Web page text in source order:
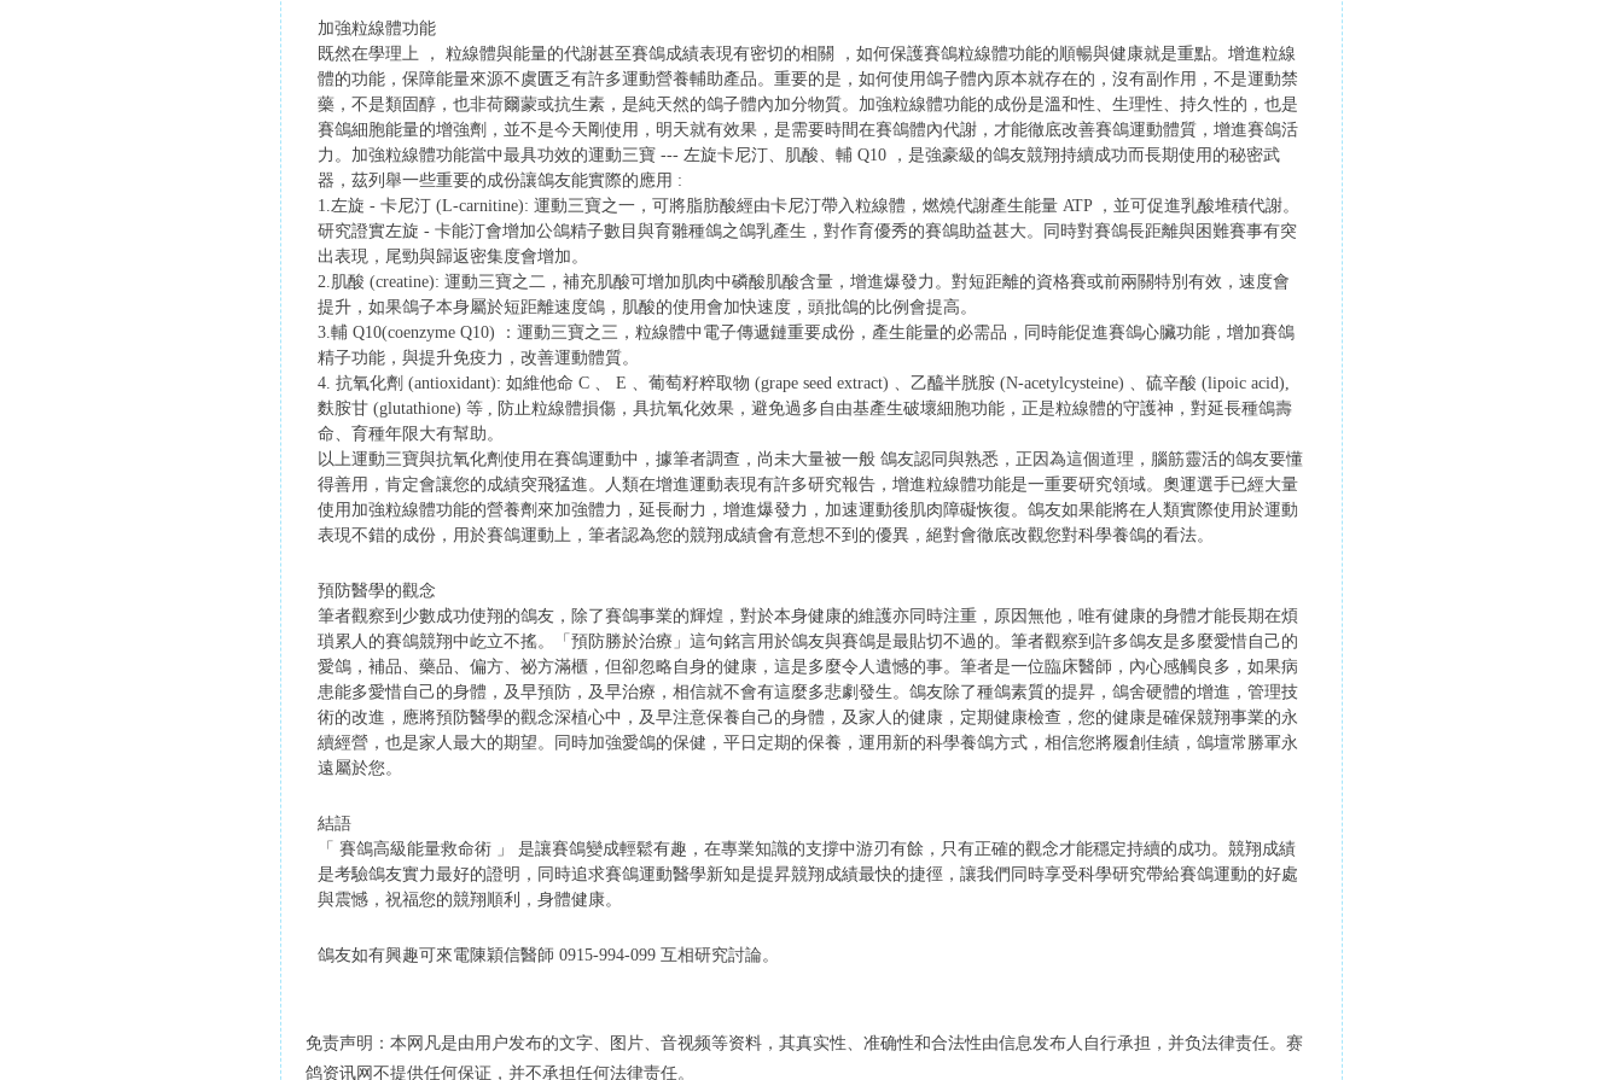
加強粒線體功能
既然在學理上 ， 粒線體與能量的代謝甚至賽鴿成績表現有密切的相關 ，如何保護賽鴿粒線體功能的順暢與健康就是重點。增進粒線
體的功能，保障能量來源不虞匱乏有許多運動營養輔助產品。重要的是，如何使用鴿子體內原本就存在的，沒有副作用，不是運動禁
藥，不是類固醇，也非荷爾蒙或抗生素，是純天然的鴿子體內加分物質。加強粒線體功能的成份是溫和性、生理性、持久性的，也是
賽鴿細胞能量的增強劑，並不是今天剛使用，明天就有效果，是需要時間在賽鴿體內代謝，才能徹底改善賽鴿運動體質，增進賽鴿活
力。加強粒線體功能當中最具功效的運動三寶 --- 左旋卡尼汀、肌酸、輔 Q10 ，是強豪級的鴿友競翔持續成功而長期使用的秘密武
器，茲列舉一些重要的成份讓鴿友能實際的應用 :
1.左旋 - 卡尼汀 (L-carnitine): 運動三寶之一，可將脂肪酸經由卡尼汀帶入粒線體，燃燒代謝產生能量 ATP ，並可促進乳酸堆積代謝。
研究證實左旋 - 卡能汀會增加公鴿精子數目與育雛種鴿之鴿乳產生，對作育優秀的賽鴿助益甚大。同時對賽鴿長距離與困難賽事有突
出表現，尾勁與歸返密集度會增加。
2.肌酸 (creatine): 運動三寶之二，補充肌酸可增加肌肉中磷酸肌酸含量，增進爆發力。對短距離的資格賽或前兩關特別有效，速度會
提升，如果鴿子本身屬於短距離速度鴿，肌酸的使用會加快速度，頭批鴿的比例會提高。
3.輔 Q10(coenzyme Q10) ：運動三寶之三，粒線體中電子傳遞鏈重要成份，產生能量的必需品，同時能促進賽鴿心臟功能，增加賽鴿
精子功能，與提升免疫力，改善運動體質。
4. 抗氧化劑 (antioxidant): 如維他命 C 、 E 、葡萄籽粹取物 (grape seed extract) 、乙醯半胱胺 (N-acetylcysteine) 、硫辛酸 (lipoic acid),
麩胺甘 (glutathione) 等 , 防止粒線體損傷，具抗氧化效果，避免過多自由基產生破壞細胞功能，正是粒線體的守護神，對延長種鴿壽
命、育種年限大有幫助。
以上運動三寶與抗氧化劑使用在賽鴿運動中，據筆者調查，尚未大量被一般 鴿友認同與熟悉，正因為這個道理，腦筋靈活的鴿友要懂
得善用，肯定會讓您的成績突飛猛進。人類在增進運動表現有許多研究報告，增進粒線體功能是一重要研究領域。奧運選手已經大量
使用加強粒線體功能的營養劑來加強體力，延長耐力，增進爆發力，加速運動後肌肉障礙恢復。鴿友如果能將在人類實際使用於運動
表現不錯的成份，用於賽鴿運動上，筆者認為您的競翔成績會有意想不到的優異，絕對會徹底改觀您對科學養鴿的看法。
預防醫學的觀念
筆者觀察到少數成功使翔的鴿友，除了賽鴿事業的輝煌，對於本身健康的維護亦同時注重，原因無他，唯有健康的身體才能長期在煩
瑣累人的賽鴿競翔中屹立不搖。「預防勝於治療」這句銘言用於鴿友與賽鴿是最貼切不過的。筆者觀察到許多鴿友是多麼愛惜自己的
愛鴿，補品、藥品、偏方、祕方滿櫃，但卻忽略自身的健康，這是多麼令人遺憾的事。筆者是一位臨床醫師，內心感觸良多，如果病
患能多愛惜自己的身體，及早預防，及早治療，相信就不會有這麼多悲劇發生。鴿友除了種鴿素質的提昇，鴿舍硬體的增進，管理技
術的改進，應將預防醫學的觀念深植心中，及早注意保養自己的身體，及家人的健康，定期健康檢查，您的健康是確保競翔事業的永
續經營，也是家人最大的期望。同時加強愛鴿的保健，平日定期的保養，運用新的科學養鴿方式，相信您將履創佳績，鴿壇常勝軍永
遠屬於您。
結語
「 賽鴿高級能量救命術 」 是讓賽鴿變成輕鬆有趣，在專業知識的支撐中游刃有餘，只有正確的觀念才能穩定持續的成功。競翔成績
是考驗鴿友實力最好的證明，同時追求賽鴿運動醫學新知是提昇競翔成績最快的捷徑，讓我們同時享受科學研究帶給賽鴿運動的好處
與震憾，祝福您的競翔順利，身體健康。
鴿友如有興趣可來電陳穎信醫師 0915-994-099 互相研究討論。
免责声明：本网凡是由用户发布的文字、图片、音视频等资料，其真实性、准确性和合法性由信息发布人自行承担，并负法律责任。赛
鸽资讯网不提供任何保证，并不承担任何法律责任。